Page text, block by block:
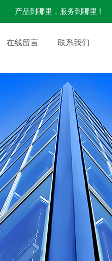
产品到哪里，服务到哪里 !
在线留言 联系我们